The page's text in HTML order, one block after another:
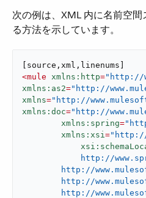
次の例は、XML 内に名前空
る方法を示しています。
<mule xmlns:http="http://
xmlns:as2="http://
xmlns="http://
xmlns:doc="http://
xmlns:spring=
xmlns:xsi="http://
http://
http://